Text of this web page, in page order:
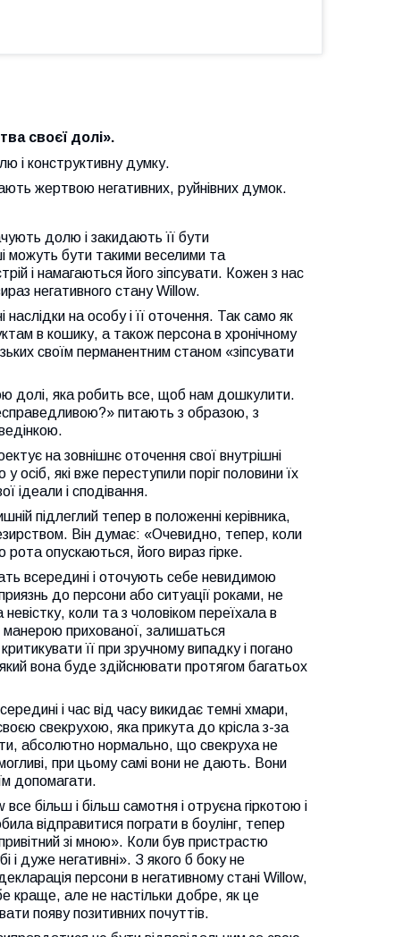
своєї долі».
і конструктивну думку.
жертвою негативних, руйнівних думок.
долю і закидають її бути
можуть бути такими веселими та
і намагаються його зіпсувати. Кожен з нас
негативного стану Willow.
на особу і її оточення. Так само як
в кошику, а також персона в хронічному
своїм перманентним станом «зіпсувати
долі, яка робить все, щоб нам дошкулити.
питають з образою, з
на зовнішнє оточення свої внутрішні
осіб, які вже переступили поріг половини їх
ідеали і сподівання.
підлеглий тепер в положенні керівника,
Він думає: «Очевидно, тепер, коли
опускаються, його вираз гірке.
всередині і оточують себе невидимою
до персони або ситуації роками, не
коли та з чоловіком переїхала в
манерою прихованої, залишаться
її при зручному випадку і погано
вона буде здійснювати протягом багатьох
і час від часу викидає темні хмари,
свекрухою, яка прикута до крісла з-за
абсолютно нормально, що свекруха не
при цьому самі вони не дають. Вони
допомагати.
більш і більш самотня і отруєна гіркотою і
відправитися пограти в боулінг, тепер
зі мною». Коли був пристрастю
і дуже негативні». З якого б боку не
персони в негативному стані Willow,
краще, але не настільки добре, як це
появу позитивних почуттів.